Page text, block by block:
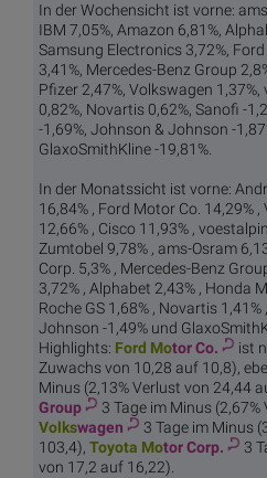
In der Wochensicht ist vorne:
IBM 7,05%, Amazon 6,81%,
Samsung Electronics 3,72%,
3,41%, Mercedes-Benz Group
Pfizer 2,47%, Volkswagen 1,37%,
0,82%, Novartis 0,62%, Sanofi -
-1,69%, Johnson & Johnson -
GlaxoSmithKline -19,81%.
In der Monatssicht ist vorne:
16,84% , Ford Motor Co. 14,29%
12,66% , Cisco 11,93% ,
Zumtobel 9,78% , ams-Osram
Corp. 5,3% , Mercedes-Benz
3,72% , Alphabet 2,43% , Honda
Roche GS 1,68% , Novartis
Johnson -1,49% und
Highlights: Ford Motor Co.
ist
Zuwachs von 10,28 auf 10,8),
Minus (2,13% Verlust von 24,44
Group
3 Tage im Minus
Volkswagen
3 Tage im Minus
103,4), Toyota Motor Corp.
3
von 17,2 auf 16,22).